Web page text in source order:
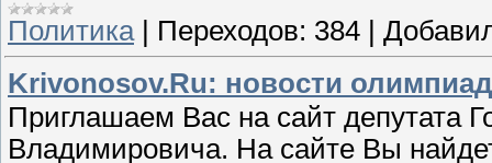
Политика| Переходов: 384
Krivonosov.Ru: новости
Приглашаем Вас на сайт депутата
Владимировича. На сайте Вы